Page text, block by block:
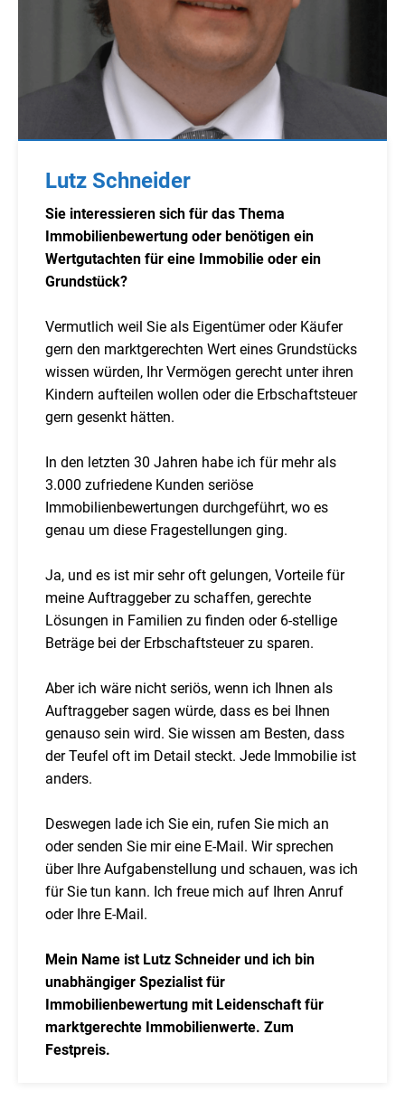
Lutz Schneider
Sie interessieren sich für das Thema
Immobilienbewertung oder benötigen ein
Wertgutachten für eine Immobilie oder ein
Grundstück?
Vermutlich weil Sie als Eigentümer oder Käufer
gern den marktgerechten Wert eines Grundstücks
wissen würden, Ihr Vermögen gerecht unter ihren
Kindern aufteilen wollen oder die Erbschaftsteuer
gern gesenkt hätten.
In den letzten 30 Jahren habe ich für mehr als
3.000 zufriedene Kunden seriöse
Immobilienbewertungen durchgeführt, wo es
genau um diese Fragestellungen ging.
Ja, und es ist mir sehr oft gelungen, Vorteile für
meine Auftraggeber zu schaffen, gerechte
Lösungen in Familien zu finden oder 6-stellige
Beträge bei der Erbschaftsteuer zu sparen.
Aber ich wäre nicht seriös, wenn ich Ihnen als
Auftraggeber sagen würde, dass es bei Ihnen
genauso sein wird. Sie wissen am Besten, dass
der Teufel oft im Detail steckt. Jede Immobilie ist
anders.
Deswegen lade ich Sie ein, rufen Sie mich an
oder senden Sie mir eine E-Mail. Wir sprechen
über Ihre Aufgabenstellung und schauen, was ich
für Sie tun kann. Ich freue mich auf Ihren Anruf
oder Ihre E-Mail.
Mein Name ist Lutz Schneider und ich bin
unabhängiger Spezialist für
Immobilienbewertung mit Leidenschaft für
marktgerechte Immobilienwerte. Zum
Festpreis.